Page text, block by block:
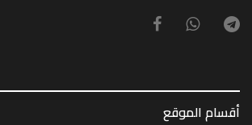
أقسام الموقع